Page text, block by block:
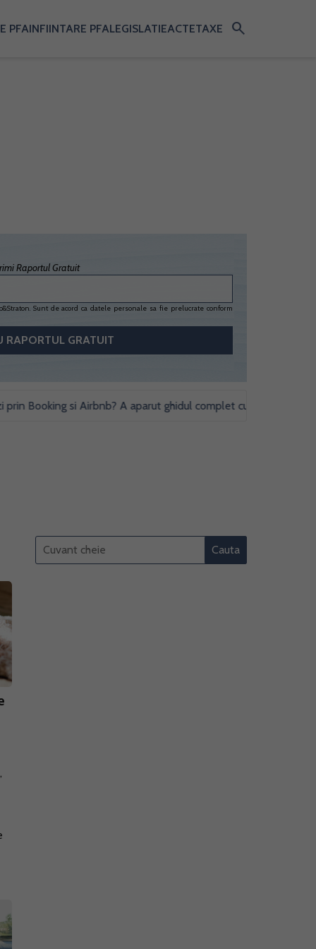
PFAINFIINTARE PFALEGISLATIEACTETAXE search
Raportul Gratuit
Sunt de acord ca datele personale sa fie prelucrate conform
si Airbnb? A aparut ghidul complet cu obligatii fiscale si